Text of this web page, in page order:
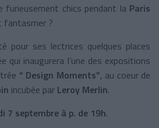
furieusement chics pendant la Paris
?
pour ses lectrices quelques places
qui inaugurera l’une des expositions
“ Design Moments”, au coeur de
incubée par Leroy Merlin.
7 septembre à p. de 19h.